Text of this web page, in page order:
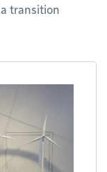
transition